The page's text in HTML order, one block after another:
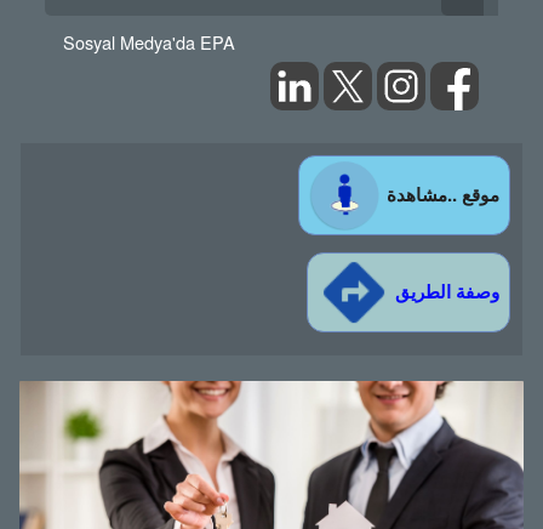
Sosyal Medya'da EPA
موقع ..مشاهدة
وصفة الطريق